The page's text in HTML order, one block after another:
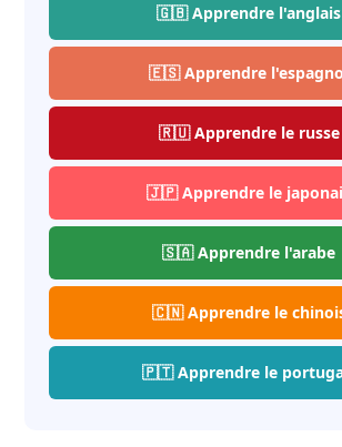
🇬🇧 Apprendre l'anglais
🇪🇸 Apprendre
🇷🇺 Apprendre le russe
🇯🇵 Apprendre le
🇸🇦 Apprendre l'arabe
🇨🇳 Apprendre le
🇵🇹 Apprendre le